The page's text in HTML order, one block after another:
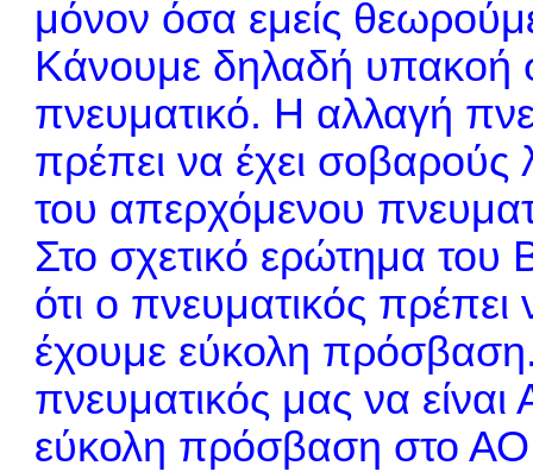
μόνον όσα εμείς
Κάνουμε δηλαδή υπακοή
πνευματικό. Η αλλαγή
πρέπει να έχει σοβαρούς
του απερχόμενου
Στο σχετικό ερώτημα του
ότι ο πνευματικός πρέπει
έχουμε εύκολη
πνευματικός μας να είναι
εύκολη πρόσβαση στο